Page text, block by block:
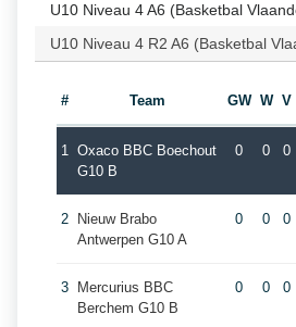
U10 Niveau 4 A6 (Basketbal
U10 Niveau 4 R2 A6 (Basketbal
# Team GW W V
1 Oxaco BBC Boechout
G10 B
0 0 0
2
Nieuw Brabo
Antwerpen G10 A
0 0 0
3
Mercurius BBC
Berchem G10 B
0 0 0